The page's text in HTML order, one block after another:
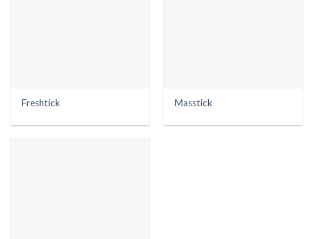
Freshtick Masstick